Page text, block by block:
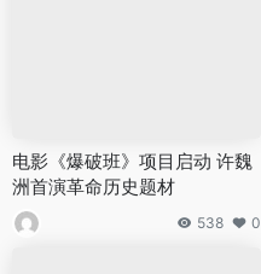
电影《爆破班》项目启动 许魏
洲首演革命历史题材
538 0